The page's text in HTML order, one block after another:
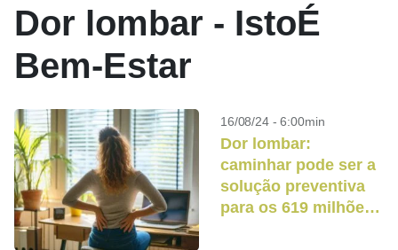
Dor lombar - IstoÉ
Bem-Estar
16/08/24 - 6:00min
Dor lombar:
caminhar pode ser a
solução preventiva
para os 619 milhões